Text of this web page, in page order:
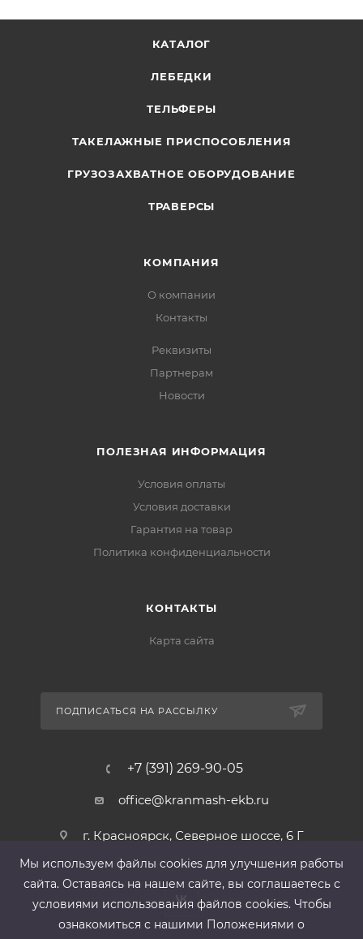
КАТАЛОГ
ЛЕБЕДКИ
ТЕЛЬФЕРЫ
ТАКЕЛАЖНЫЕ ПРИСПОСОБЛЕНИЯ
ГРУЗОЗАХВАТНОЕ ОБОРУДОВАНИЕ
ТРАВЕРСЫ
КОМПАНИЯ
О компании
Контакты
Реквизиты
Партнерам
Новости
ПОЛЕЗНАЯ ИНФОРМАЦИЯ
Условия оплаты
Условия доставки
Гарантия на товар
Политика конфиденциальности
КОНТАКТЫ
Карта сайта
ПОДПИСАТЬСЯ НА РАССЫЛКУ
+7 (391) 269-90-05
office@kranmash-ekb.ru
г. Красноярск, Северное шоссе, 6 Г
Мы используем файлы cооkies для улучшения работы
сайта. Оставаясь на нашем сайте, вы соглашаетесь с
условиями использования файлов cооkies. Чтобы
ознакомиться с нашими Положениями о